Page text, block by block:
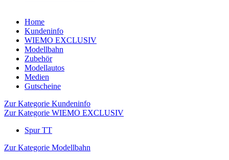
Home
Kundeninfo
WIEMO EXCLUSIV
Modellbahn
Zubehör
Modellautos
Medien
Gutscheine
Zur Kategorie Kundeninfo
Zur Kategorie WIEMO EXCLUSIV
Spur TT
Zur Kategorie Modellbahn